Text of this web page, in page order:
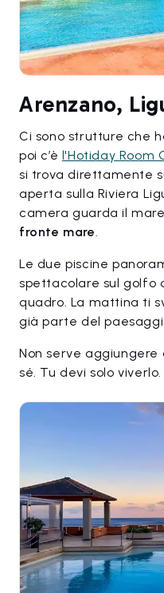
Arenzano,
Ci sono strutture che
poi c’è l'Hotiday Room
si trova direttamente
aperta sulla Riviera
camera guarda il
fronte mare
Le due piscine
spettacolare sul golfo
quadro. La mattina ti
già parte del
Non serve aggiungere
sé. Tu devi solo viverlo.